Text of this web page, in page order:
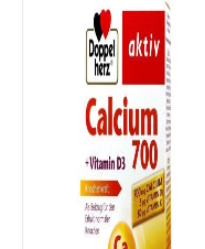
stiprums
4000IU (13)
2000IU (10)
4000SV (5)